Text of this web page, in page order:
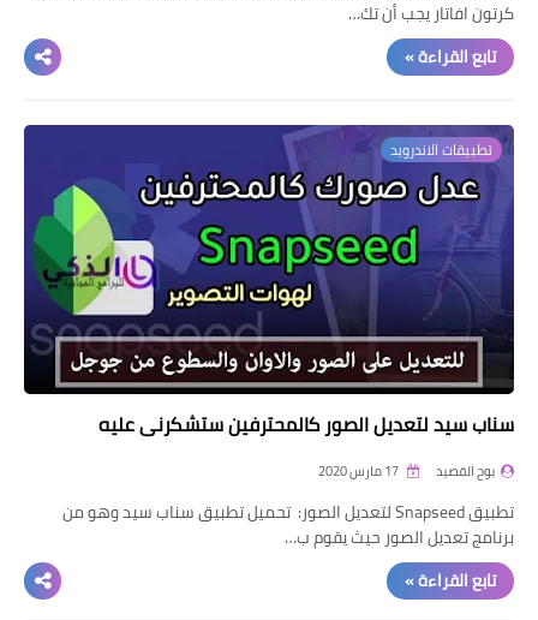
كرتون افاتار يجب أن تك…
تابع القراءة »
تطبيقات الاندرويد
سناب سيد لتعديل الصور كالمحترفين ستشكرني عليه
بوح القصيد
تطبيق Snapseed لتعديل الصور: تحميل تطبيق سناب سيد وهو من
برنامج تعديل الصور حيث يقوم ب…
تابع القراءة »